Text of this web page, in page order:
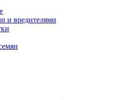
и вредителями